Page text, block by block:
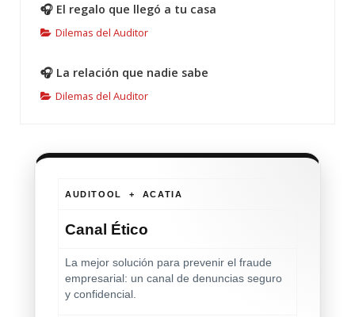
🎧 El regalo que llegó a tu casa
Dilemas del Auditor
🎧 La relación que nadie sabe
Dilemas del Auditor
AUDITOOL + ACATIA
Canal Ético
La mejor solución para prevenir el fraude
empresarial: un canal de denuncias seguro
y confidencial.